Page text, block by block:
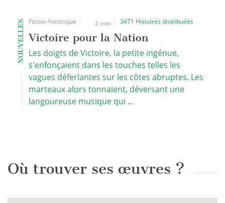
NOUVELLES Fiction historique 2 min 3471 Histoires distribuées
Victoire pour la Nation
Les doigts de Victoire, la petite ingénue,
s'enfonçaient dans les touches telles les
vagues déferlantes sur les côtes abruptes. Les
marteaux alors tonnaient, déversant une
langoureuse musique qui ...
Où trouver ses œuvres ?